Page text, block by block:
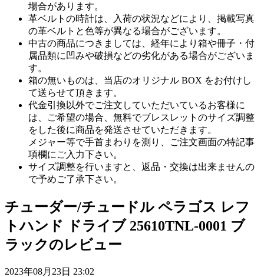
場合があります。
革ベルトの時計は、入荷の状況などにより、掲載写真
の革ベルトと色等が異なる場合がございます。
中古の商品につきましては、経年により箱や冊子・付
属品類に凹みや破損などの劣化がある場合がございま
す。
箱の無いものは、当店のオリジナル BOX をお付けし
て送らせて頂きます。
代金引換以外でご注文していただいているお客様に
は、ご希望の場合、無料でブレスレットのサイズ調整
をした後に商品を発送させていただきます。
メジャー等で手首まわりを測り、ご注文画面の特記事
項欄にご入力下さい。
サイズ調整を行いますと、返品・交換は出来ませんの
で予めご了承下さい。
チューダー/チュードル ペラゴス レフ
トハンド ドライブ 25610TNL-0001 ブ
ラックのレビュー
2023年08月23日 23:02